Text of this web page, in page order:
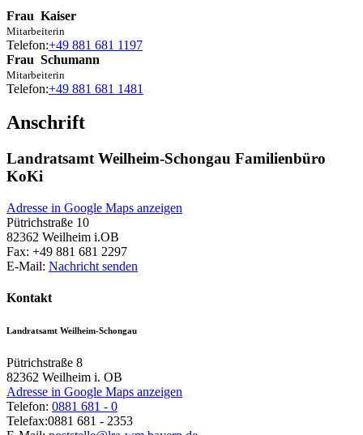
Frau Kaiser
Mitarbeiterin
Telefon:+49 881 681 1197
Frau Schumann
Mitarbeiterin
Telefon:+49 881 681 1481
Anschrift
Landratsamt Weilheim-Schongau Familienbüro
KoKi
Adresse in Google Maps anzeigen
Pütrichstraße 10
82362 Weilheim i.OB
Fax: +49 881 681 2297
E-Mail: Nachricht senden
Kontakt
Landratsamt Weilheim-Schongau
Pütrichstraße 8
82362 Weilheim i. OB
Adresse in Google Maps anzeigen
Telefon: 0881 681 - 0
Telefax:0881 681 - 2353